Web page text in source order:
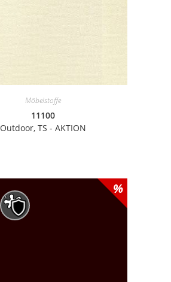
Möbelstoffe
11100
Outdoor, TS - AKTION